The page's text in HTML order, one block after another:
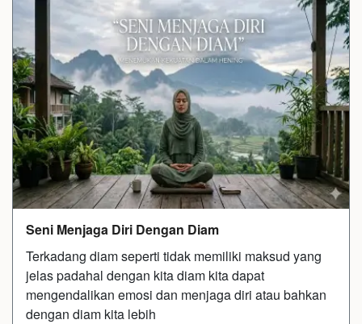
Seni Menjaga Diri Dengan Diam
Terkadang diam seperti tidak memiliki maksud yang
jelas padahal dengan kita diam kita dapat
mengendalikan emosi dan menjaga diri atau bahkan
dengan diam kita lebih